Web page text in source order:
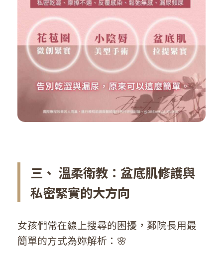
三、 溫柔衛教：盆底肌修護與
私密緊實的大方向
女孩們常在線上搜尋的困擾，鄭院長用最
簡單的方式為妳解析：🌸